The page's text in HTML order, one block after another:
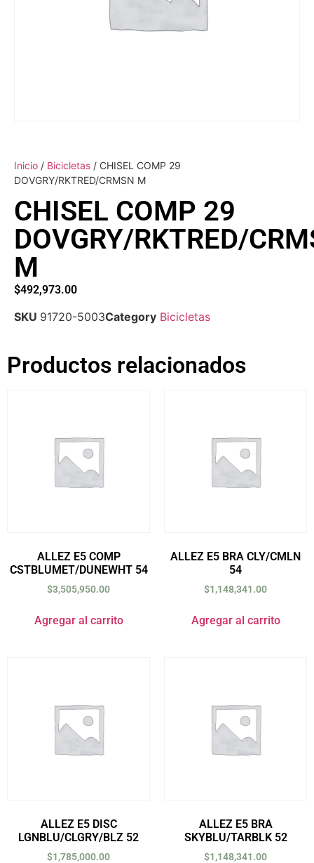
Inicio / Bicicletas / CHISEL COMP 29
DOVGRY/RKTRED/CRMSN M
CHISEL COMP 29
DOVGRY/RKTRED/
M
$492,973.00
SKU 91720-5003Category Bicicletas
Productos relacionados
ALLEZ E5 COMP
CSTBLUMET/DUNEWHT 54
$3,505,950.00
Agregar al carrito
ALLEZ E5 BRA CLY/CMLN
54
$1,148,341.00
Agregar al carrito
ALLEZ E5 DISC
LGNBLU/CLGRY/BLZ 52
$1,785,000.00
ALLEZ E5 BRA
SKYBLU/TARBLK 52
$1,148,341.00